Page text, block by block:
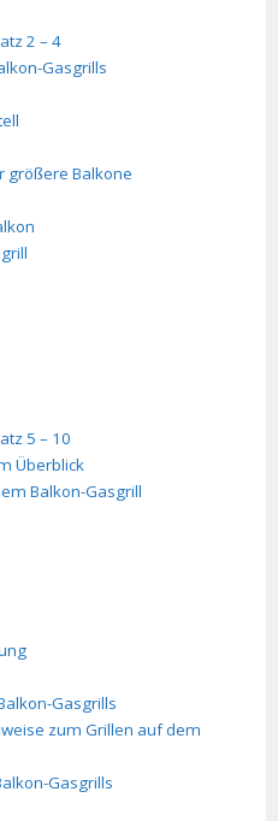
2 – 4
Gasgrills
größere Balkone
5 – 10
Überblick
Balkon-Gasgrill
Gasgrills
zum Grillen auf dem
Gasgrills